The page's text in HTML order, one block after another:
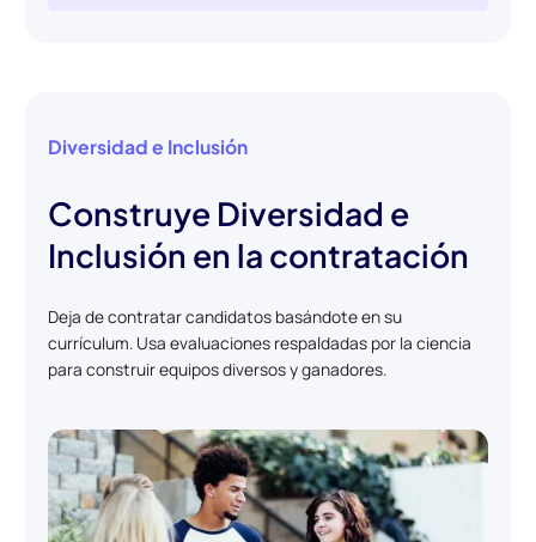
Diversidad e Inclusión
Construye Diversidad e
Inclusión en la contratación
Deja de contratar candidatos basándote en su
currículum. Usa evaluaciones respaldadas por la ciencia
para construir equipos diversos y ganadores.